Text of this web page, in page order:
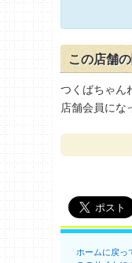
この店舗
つくばちゃん
店舗会員にな
ホームに戻っ